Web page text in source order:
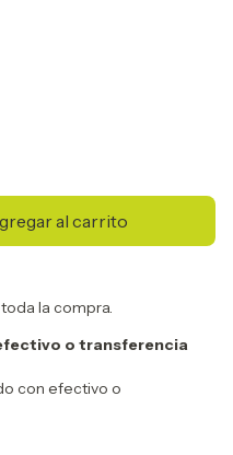
la compra.
o transferencia
con efectivo o